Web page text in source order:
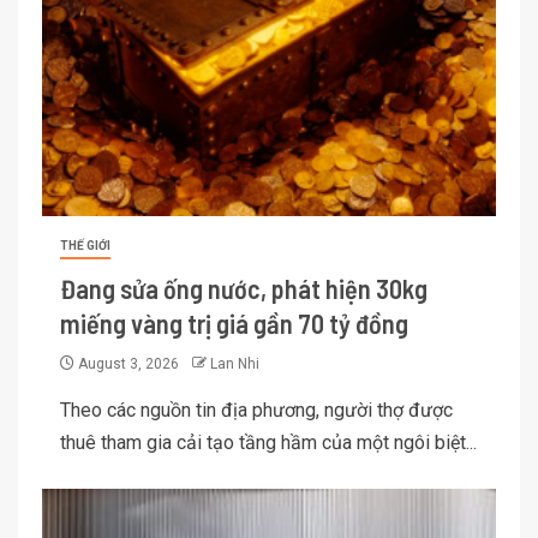
THẾ GIỚI
Đang sửa ống nước, phát hiện 30kg
miếng vàng trị giá gần 70 tỷ đồng
August 3, 2026 Lan Nhi
Theo các nguồn tin địa phương, người thợ được
thuê tham gia cải tạo tầng hầm của một ngôi biệt...